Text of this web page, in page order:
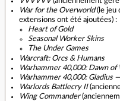
War for the Overworld(le jeu
extensions ont été ajoutées) :
Heart of Gold
Seasonal Worker Skins
The Under Games
Warcraft: Orcs & Humans
Warhammer 40,000: Dawn
Warhammer 40,000: Gladius
Warlords Battlecry II
Wing Commander